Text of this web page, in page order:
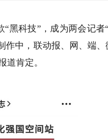
科技”，成为两会记者
中，联动报、网、端
道肯定。